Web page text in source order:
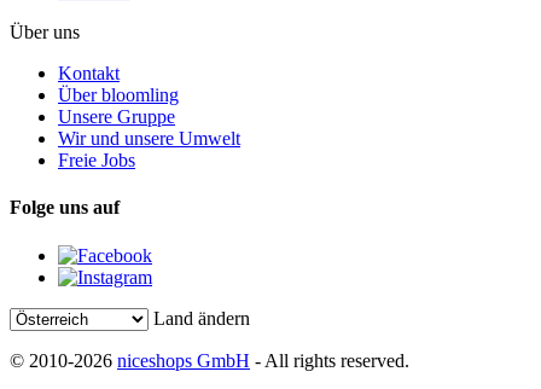
Über uns
Kontakt
Über bloomling
Unsere Gruppe
Wir und unsere Umwelt
Freie Jobs
Folge uns auf
Land ändern
© 2010-2026 niceshops GmbH - All rights reserved.